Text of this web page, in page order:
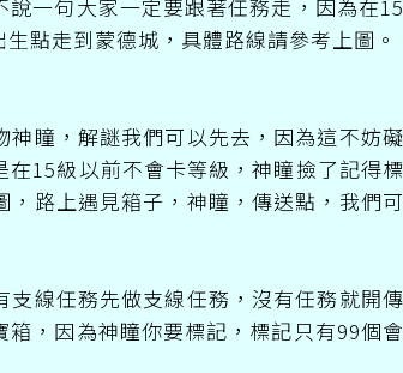
一句大家一定要跟著任務走，因為在
點走到蒙德城，具體路線請參考上圖。
瞳，解謎我們可以先去，因為這不妨
15級以前不會卡等級，神瞳撿了記得
路上遇見箱子，神瞳，傳送點，我們
線任務先做支線任務，沒有任務就開
，因為神瞳你要標記，標記只有99個